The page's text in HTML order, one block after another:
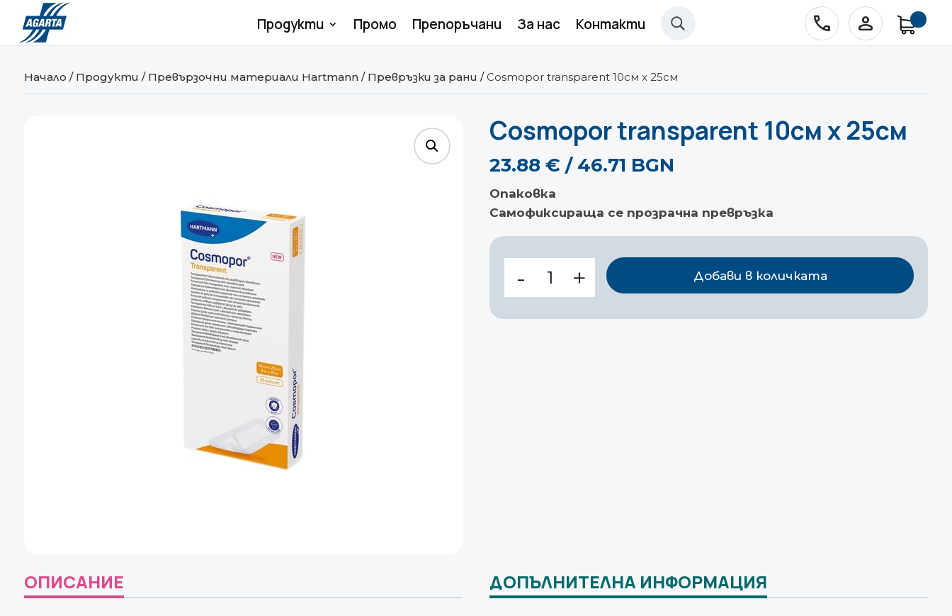
phone person
Продукти Промо Препоръчани За нас Контакти U
Начало / Продукти / Превързочни материали Hartmann/ Превръзки за рани / Cosmopor transparent 10см х 25см
Cosmopor transparent 10см х 25см
23.88€ / 46.71 BGN
Опаковка
Самофиксираща се прозрачна превръзка
transparent
Добави в количката
ОПИСАНИЕ ДОПЪЛНИТЕЛНА ИНФОРМАЦИЯ